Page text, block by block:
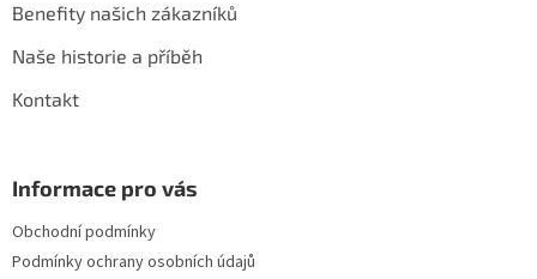
Benefity našich zákazníků
Naše historie a příběh
Kontakt
Informace pro vás
Obchodní podmínky
Podmínky ochrany osobních údajů